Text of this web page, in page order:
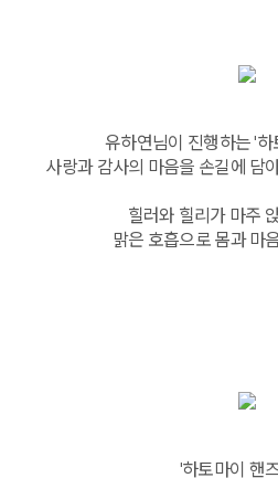
유하연님이 진행하는 '
사랑과 감사의 마음을 손길에 담
힐러와 힐리가 마주
맑은 호흡으로 몸과 마
'하토마이 핸